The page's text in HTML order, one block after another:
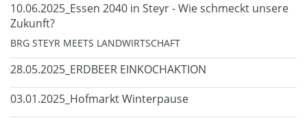
10.06.2025_Essen 2040 in Steyr - Wie schmeckt unsere
Zukunft?
BRG STEYR MEETS LANDWIRTSCHAFT
28.05.2025_ERDBEER EINKOCHAKTION
03.01.2025_Hofmarkt Winterpause